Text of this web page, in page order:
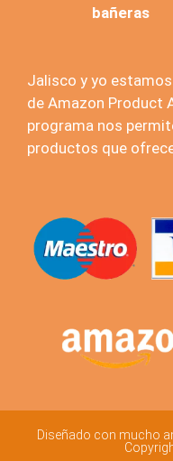
bañeras
Jalisco y yo
de Amazon Product
programa nos
productos que
Diseñado con mucho